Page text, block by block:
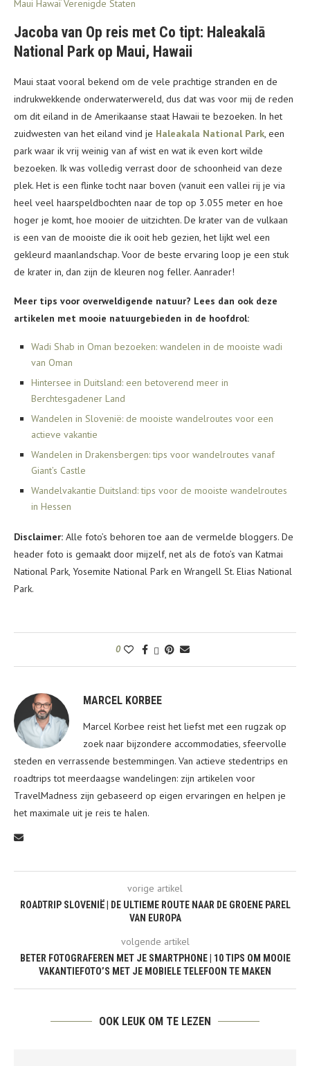
Jacoba van Op reis met Co tipt: Haleakalā
National Park op Maui, Hawaii
Maui staat vooral bekend om de vele prachtige stranden en de
indrukwekkende onderwaterwereld, dus dat was voor mij de reden
om dit eiland in de Amerikaanse staat Hawaii te bezoeken. In het
zuidwesten van het eiland vind je Haleakala National Park, een
park waar ik vrij weinig van af wist en wat ik even kort wilde
bezoeken. Ik was volledig verrast door de schoonheid van deze
plek. Het is een flinke tocht naar boven (vanuit een vallei rij je via
heel veel haarspeldbochten naar de top op 3.055 meter en hoe
hoger je komt, hoe mooier de uitzichten. De krater van de vulkaan
is een van de mooiste die ik ooit heb gezien, het lijkt wel een
gekleurd maanlandschap. Voor de beste ervaring loop je een stuk
de krater in, dan zijn de kleuren nog feller. Aanrader!
Meer tips voor overweldigende natuur? Lees dan ook deze
artikelen met mooie natuurgebieden in de hoofdrol:
Wadi Shab in Oman bezoeken: wandelen in de mooiste wadi
van Oman
Hintersee in Duitsland: een betoverend meer in
Berchtesgadener Land
Wandelen in Slovenië: de mooiste wandelroutes voor een
actieve vakantie
Wandelen in Drakensbergen: tips voor wandelroutes vanaf
Giant’s Castle
Wandelvakantie Duitsland: tips voor de mooiste wandelroutes
in Hessen
Disclaimer: Alle foto’s behoren toe aan de vermelde bloggers. De
header foto is gemaakt door mijzelf, net als de foto’s van Katmai
National Park, Yosemite National Park en Wrangell St. Elias National
Park.
0
MARCEL KORBEE
Marcel Korbee reist het liefst met een rugzak op
zoek naar bijzondere accommodaties, sfeervolle
steden en verrassende bestemmingen. Van actieve stedentrips en
roadtrips tot meerdaagse wandelingen: zijn artikelen voor
TravelMadness zijn gebaseerd op eigen ervaringen en helpen je
het maximale uit je reis te halen.
vorige artikel
ROADTRIP SLOVENIË | DE ULTIEME ROUTE NAAR DE GROENE PAREL
VAN EUROPA
volgende artikel
BETER FOTOGRAFEREN MET JE SMARTPHONE | 10 TIPS OM MOOIE
VAKANTIEFOTO’S MET JE MOBIELE TELEFOON TE MAKEN
OOK LEUK OM TE LEZEN